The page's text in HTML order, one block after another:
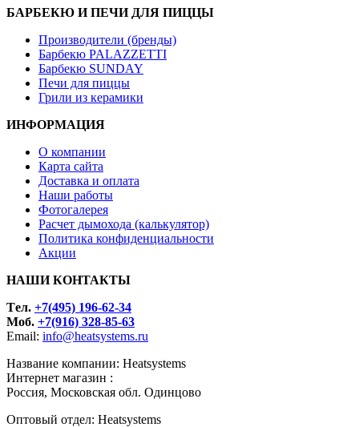
БАРБЕКЮ И ПЕЧИ ДЛЯ ПИЦЦЫ
Производители (бренды)
Барбекю PALAZZETTI
Барбекю SUNDAY
Печи для пиццы
Грили из керамики
ИНФОРМАЦИЯ
О компании
Карта сайта
Доставка и оплата
Наши работы
Фотогалерея
Расчет дымохода (калькулятор)
Политика конфиденциальности
Акции
НАШИ КОНТАКТЫ
Tел. +7(495) 196-62-34
Моб. +7(916) 328-85-63
Email: info@heatsystems.ru
Название компании: Heatsystems
Интернет магазин :
Россия, Московская обл. Одинцово
Оптовый отдел: Heatsystems